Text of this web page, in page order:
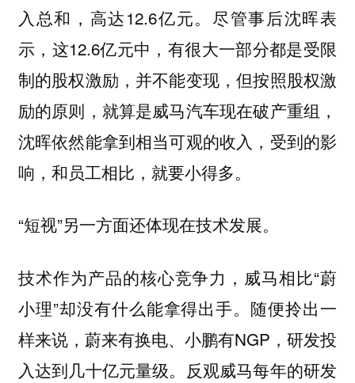
入总和，高达12.6亿元。尽管事后沈晖表
示，这12.6亿元中，有很大一部分都是受限
制的股权激励，并不能变现，但按照股权激
励的原则，就算是威马汽车现在破产重组，
沈晖依然能拿到相当可观的收入，受到的影
响，和员工相比，就要小得多。
“短视”另一方面还体现在技术发展。
技术作为产品的核心竞争力，威马相比“蔚
小理”却没有什么能拿得出手。随便拎出一
样来说，蔚来有换电、小鹏有NGP，研发投
入达到几十亿元量级。反观威马每年的研发